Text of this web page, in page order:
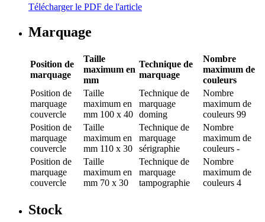
Télécharger le PDF de l'article
Marquage
Position de
marquage
Taille
maximum en
mm
Technique de
marquage
Nombre
maximum de
couleurs
Position de
marquage
couvercle
Taille
maximum en
mm 100 x 40
Technique de
marquage
doming
Nombre
maximum de
couleurs 99
Position de
marquage
couvercle
Taille
maximum en
mm 110 x 30
Technique de
marquage
sérigraphie
Nombre
maximum de
couleurs -
Position de
marquage
couvercle
Taille
maximum en
mm 70 x 30
Technique de
marquage
tampographie
Nombre
maximum de
couleurs 4
Stock